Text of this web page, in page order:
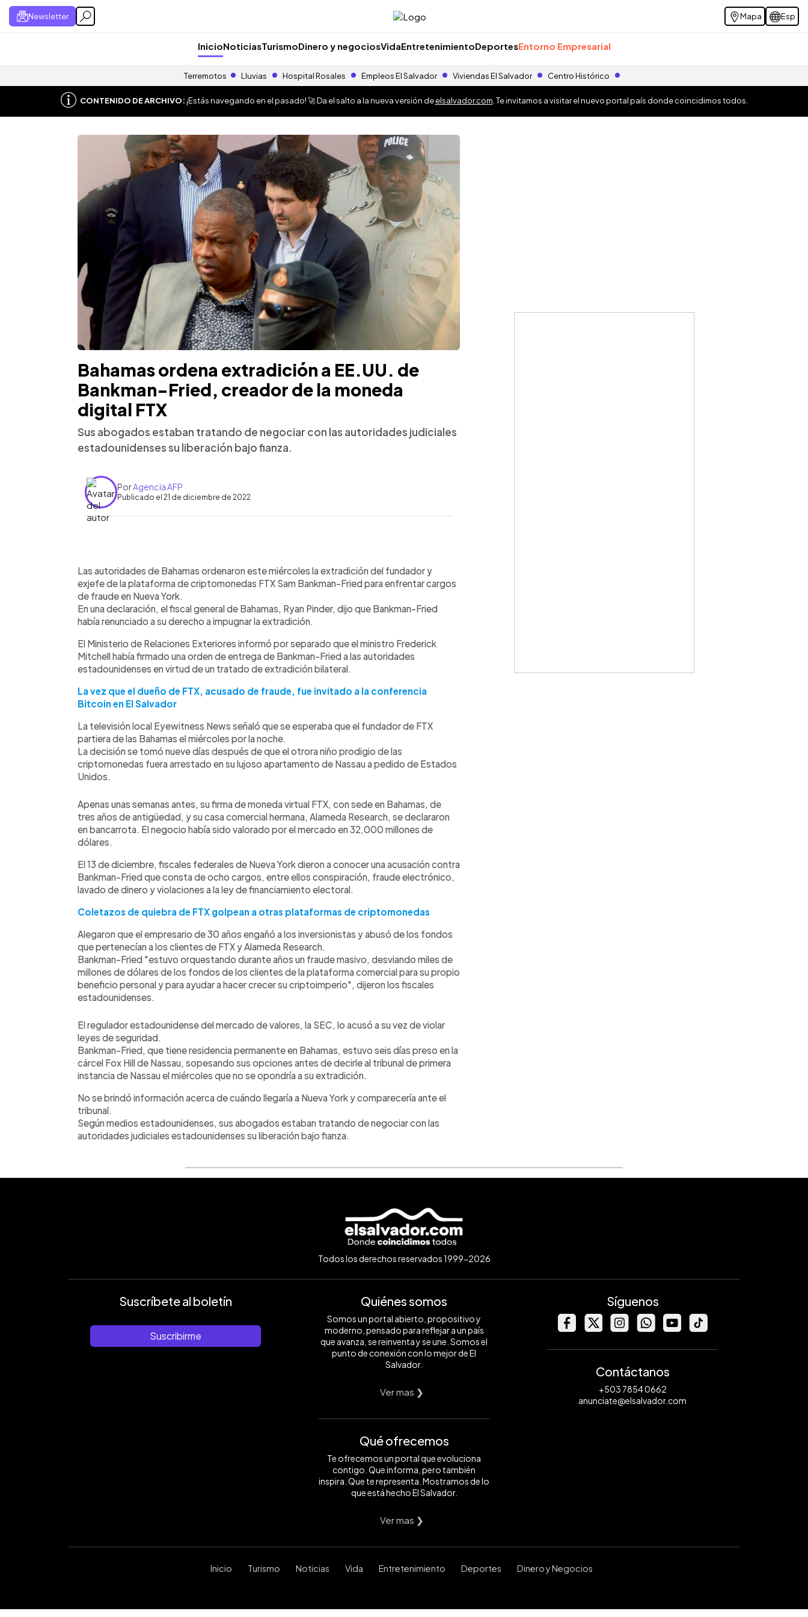
Newsletter Mapa Esp
InicioNoticiasTurismoDinero y negociosVidaEntretenimientoDeportesEntorno Empresarial
Terremotos Lluvias Hospital Rosales Empleos El Salvador Viviendas El Salvador Centro Histórico
CONTENIDO DE ARCHIVO:¡Estás navegando en el pasado! 🚀 Da el salto a la nueva versión deelsalvador.com . Te invitamos a visitar el nuevo portal país donde coincidimos todos.
Bahamas ordena extradición a EE.UU. de
Bankman-Fried, creador de la moneda
digital FTX
Sus abogados estaban tratando de negociar con las autoridades judiciales
estadounidenses su liberación bajo fianza.
PorAgencia AFP
Publicado el 21 de diciembre de 2022
► Escuchar artículo
Las autoridades de Bahamas ordenaron este miércoles la extradición del fundador y
exjefe de la plataforma de criptomonedas FTX Sam Bankman-Fried para enfrentar cargos
de fraude en Nueva York.
En una declaración, el fiscal general de Bahamas, Ryan Pinder, dijo que Bankman-Fried
había renunciado a su derecho a impugnar la extradición.
El Ministerio de Relaciones Exteriores informó por separado que el ministro Frederick
Mitchell había firmado una orden de entrega de Bankman-Fried a las autoridades
estadounidenses en virtud de un tratado de extradición bilateral.
La vez que el dueño de FTX, acusado de fraude, fue invitado a la conferencia
Bitcoin en El Salvador
La televisión local Eyewitness News señaló que se esperaba que el fundador de FTX
partiera de las Bahamas el miércoles por la noche.
La decisión se tomó nueve días después de que el otrora niño prodigio de las
criptomonedas fuera arrestado en su lujoso apartamento de Nassau a pedido de Estados
Unidos.
Apenas unas semanas antes, su firma de moneda virtual FTX, con sede en Bahamas, de
tres años de antigüedad, y su casa comercial hermana, Alameda Research, se declararon
en bancarrota. El negocio había sido valorado por el mercado en 32,000 millones de
dólares.
El 13 de diciembre, fiscales federales de Nueva York dieron a conocer una acusación contra
Bankman-Fried que consta de ocho cargos, entre ellos conspiración, fraude electrónico,
lavado de dinero y violaciones a la ley de financiamiento electoral.
Coletazos de quiebra de FTX golpean a otras plataformas de criptomonedas
Alegaron que el empresario de 30 años engañó a los inversionistas y abusó de los fondos
que pertenecían a los clientes de FTX y Alameda Research.
Bankman-Fried "estuvo orquestando durante años un fraude masivo, desviando miles de
millones de dólares de los fondos de los clientes de la plataforma comercial para su propio
beneficio personal y para ayudar a hacer crecer su criptoimperio", dijeron los fiscales
estadounidenses.
El regulador estadounidense del mercado de valores, la SEC, lo acusó a su vez de violar
leyes de seguridad.
Bankman-Fried, que tiene residencia permanente en Bahamas, estuvo seis días preso en la
cárcel Fox Hill de Nassau, sopesando sus opciones antes de decirle al tribunal de primera
instancia de Nassau el miércoles que no se opondría a su extradición.
No se brindó información acerca de cuándo llegaría a Nueva York y comparecería ante el
tribunal.
Según medios estadounidenses, sus abogados estaban tratando de negociar con las
autoridades judiciales estadounidenses su liberación bajo fianza.
Todos los derechos reservados 1999-2026
Suscríbete al boletín
Suscribirme
Quiénes somos
Somos un portal abierto, propositivo y
moderno, pensado para reflejar a un país
que avanza, se reinventa y se une. Somos el
punto de conexión con lo mejor de El
Salvador.
Ver mas ❯
Qué ofrecemos
Te ofrecemos un portal que evoluciona
contigo. Que informa, pero también
inspira. Que te representa. Mostramos de lo
que está hecho El Salvador.
Ver mas ❯
Síguenos
Contáctanos
+503 7854 0662
anunciate@elsalvador.com
Inicio Turismo Noticias Vida Entretenimiento Deportes Dinero y Negocios